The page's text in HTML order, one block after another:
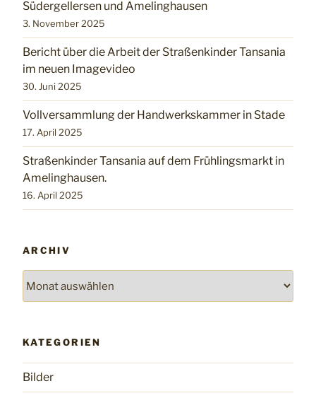
Südergellersen und Amelinghausen
3. November 2025
Bericht über die Arbeit der Straßenkinder Tansania
im neuen Imagevideo
30. Juni 2025
Vollversammlung der Handwerkskammer in Stade
17. April 2025
Straßenkinder Tansania auf dem Frühlingsmarkt in
Amelinghausen.
16. April 2025
ARCHIV
KATEGORIEN
Bilder